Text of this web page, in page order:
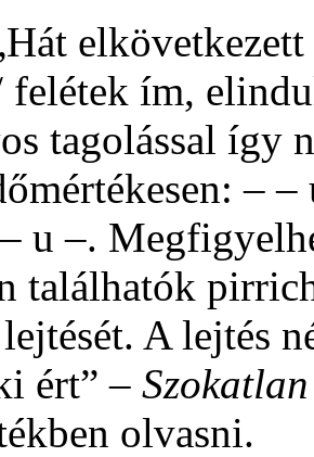
felétek ím,
tagolással így
–
u –.
találhatók
A lejtés
ért” –
olvasni.